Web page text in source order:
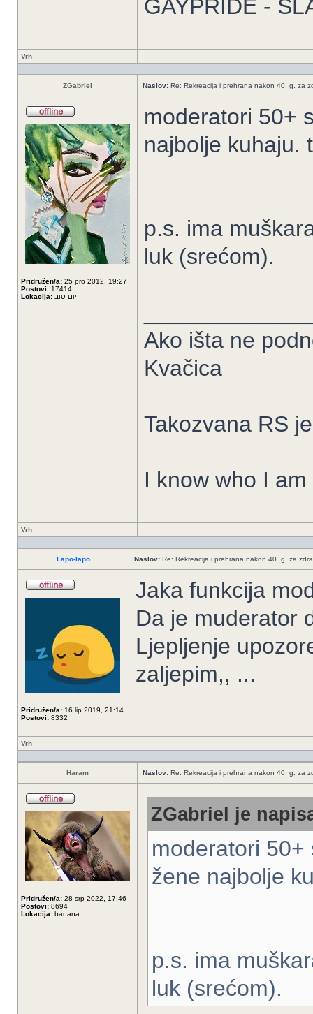
GAYPRIDE -
Vrh
ZGabriel Naslov: Re: Rekreacija i prehrana nakon 40. g. za
Pridružen/a: 25 pro 2012, 19:27
Postovi: 17414
Lokacija: יום טוב
moderatori 50+
najbolje kuhaju.
p.s. ima
luk (srećom).
Ako išta ne
Kvačica
Takozvana RS
I know who I
Vrh
Lapo-lapo Naslov: Re: Rekreacija i prehrana nakon 40. g. za
Pridružen/a: 16 lip 2019, 21:14
Postovi: 8332
Jaka funkcija
Da je muderator
Ljepljenje
zaljepim,, ...
Vrh
Haram Naslov: Re: Rekreacija i prehrana nakon 40. g. za
Pridružen/a: 28 srp 2022, 17:46
Postovi: 8694
Lokacija: banana
ZGabriel je
moderatori
žene najbolje
p.s. ima
luk (srećom).